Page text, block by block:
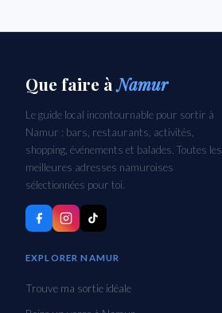
Que faire àNamur
Le guide local incontournable pour sortir à
Namur : bars, restaurants, activités,
shopping, événements et balades. Toutes les
meilleures adresses namuroises
sélectionnées pour toi.
EXPLORER NAMUR
Trouve ma sortie idéale